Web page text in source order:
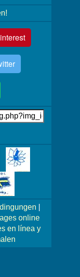
online
en línea y